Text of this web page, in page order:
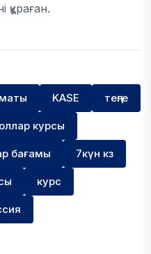
құраған.
KASE теңге
курсы
бағамы 7күн кз
курс